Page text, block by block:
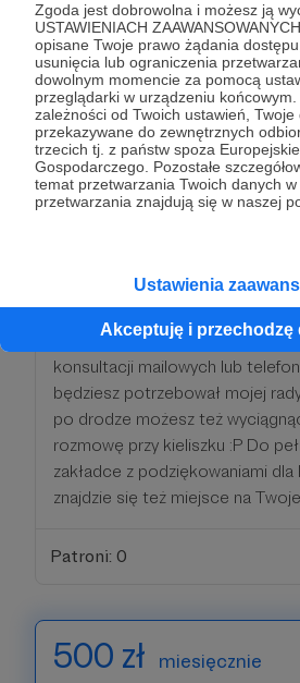
Zgoda jest dobrowolna i możesz ją
USTAWIENIACH
opisane Twoje prawo żądania
usunięcia lub ograniczenia
dowolnym momencie za pomocą
przeglądarki w urządzeniu
zależności od Twoich ustawień, Twoje
przekazywane do zewnętrznych
trzecich tj. z państw spoza
Gospodarczego. Pozostałe
temat przetwarzania Twoich danych
przetwarzania znajdują się w naszej
Ustawienia
Akceptuję i przechodzę
booków, opracowań,
prawnych.
Patroni: 0
100 zł miesięcznie
Twoje wsparcie pozwoli bowiem
profesjonalistą, zatem
konsultacji mailowych lub
będziesz potrzebował mojej
po drodze możesz też
rozmowę przy kieliszku :P Do
zakładce z podziękowaniami dla
znajdzie się też miejsce na
Patroni: 0
500 zł miesięcznie